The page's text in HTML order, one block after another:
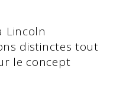
Lincoln
distinctes tout
le concept